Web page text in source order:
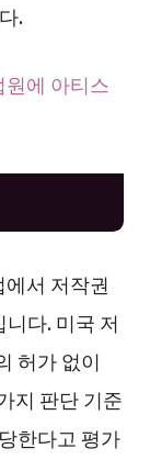
.
원에 아티스
서 저작권
다. 미국 저
허가 없이
지 판단 기준
한다고 평가